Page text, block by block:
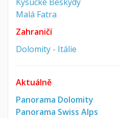
Malá Fatra
Zahraničí
Dolomity - Itálie
Aktuálně
Panorama Dolomity
Panorama Swiss Alps